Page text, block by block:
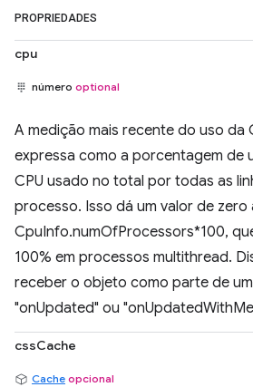
PROPRIEDADES
cpu
número optional
A medição mais recente do uso da
expressa como a porcentagem de
CPU usado no total por todas as
processo. Isso dá um valor de zero
CpuInfo.numOfProcessors*100,
100% em processos multithread.
receber o objeto como parte de
"onUpdated" ou
cssCache
Cache opcional